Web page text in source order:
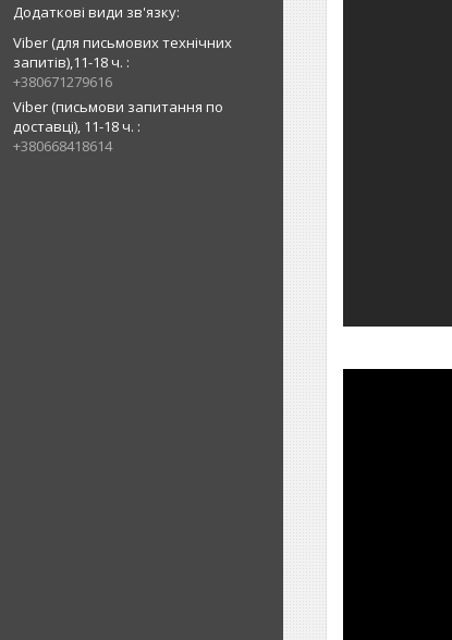
Viber (для письмових технічних
запитів),11-18 ч.
+380671279616
Viber (письмови запитання по
доставці), 11-18 ч.
+380668418614